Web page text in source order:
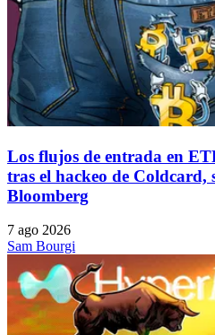
Los flujos de entrada en
tras el hackeo de Coldcard,
Bloomberg
7 ago 2026
Sam Bourgi